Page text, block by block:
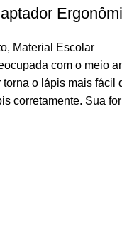
, Material Escolar
com o meio
o lápis mais
corretamente. Sua